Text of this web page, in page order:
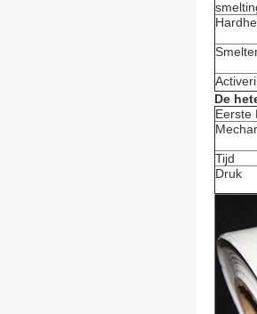
De
Eerste
Tijd
Druk